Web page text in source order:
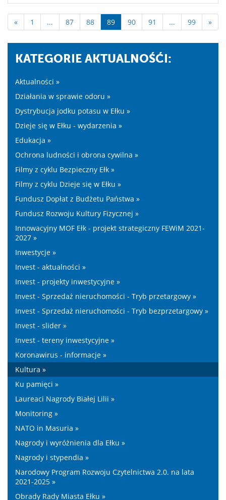
« 1 ... 87 88 89 90 91 ... 99 »
KATEGORIE AKTUALNOŚĆI:
Aktualności »
Działania w sprawie odoru »
Dystrybucja jodku potasu w Ełku »
Dzieje się w Ełku - wydarzenia »
Edukacja »
Ochrona ludności i obrona cywilna »
Filmy z cyklu Bezpieczny Ełk »
Filmy z cyklu Dzieje się w Ełku »
Fundusz Dopłat z Budżetu Państwa »
Fundusz Rozwoju Kultury Fizycznej »
Innowacyjny MOF Ełk - projekt strategiczny FEWiM 2021-
2027 »
Inwestycje »
Invest - aktualności »
Invest - projekty inwestycyjne »
Invest - Sprzedaż nieruchomości - Tryb przetargowy »
Invest - Sprzedaż nieruchomości - Tryb bezprzetargowy »
Invest - slider »
Invest - tereny inwestycyjne »
Koronawirus - informacje »
Kultura »
Ku pamięci »
Laureaci Nagrody Białej Lilii »
Monitoring »
NATO in Masuria »
Nagrody i wyróżnienia dla Ełku »
Nagrody i stypendia »
Narodowy Program Rozwoju Czytelnictwa 2.0. na lata
2021-2025 »
Obrady Rady Miasta Ełku »